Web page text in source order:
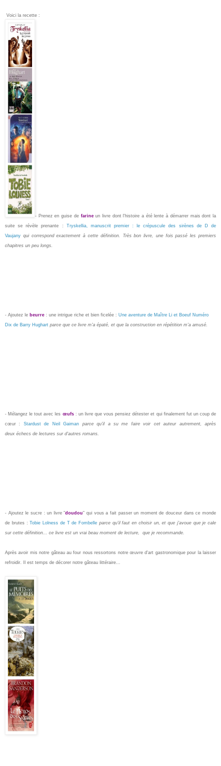
Voici la recette :
- Prenez en guise de farineun livre dont l'histoire a été lente à démarrer mais dont la
suite se révèle prenante : Tryskellia, manuscrit premier : le crépuscule des sirènes de D de
Vaujany qui correspond exactement à cette définition. Très bon livre, une fois passé les premiers
chapitres un peu longs.
- Ajoutez le beurre : une intrigue riche et bien ficelée : Une aventure de Maître Li et Boeuf Numéro
Dix de Barry Hughart parce que ce livre m'a épaté, et que la construction en répétition m'a amusé.
- Mélangez le tout avec les œufs: un livre que vous pensiez détester et qui finalement fut un coup de
cœur : Stardust de Neil Gaiman
parce qu'il a su me faire voir cet auteur autrement, après
deux échecs de lectures sur d'autres romans.
- Ajoutez le sucre : un livre "doudou" qui vous a fait passer un moment de douceur dans ce monde
de brutes :Tobie Lolness de T de Fombelle parce qu'il faut en choisir un, et que j'avoue que je cale
sur cette définition... ce livre est un vrai beau moment de lecture, que je recommande.
Après avoir mis notre gâteau au four nous ressortons notre œuvre d'art gastronomique pour la laisser
refroidir. Il est temps de décorer notre gâteau littéraire...